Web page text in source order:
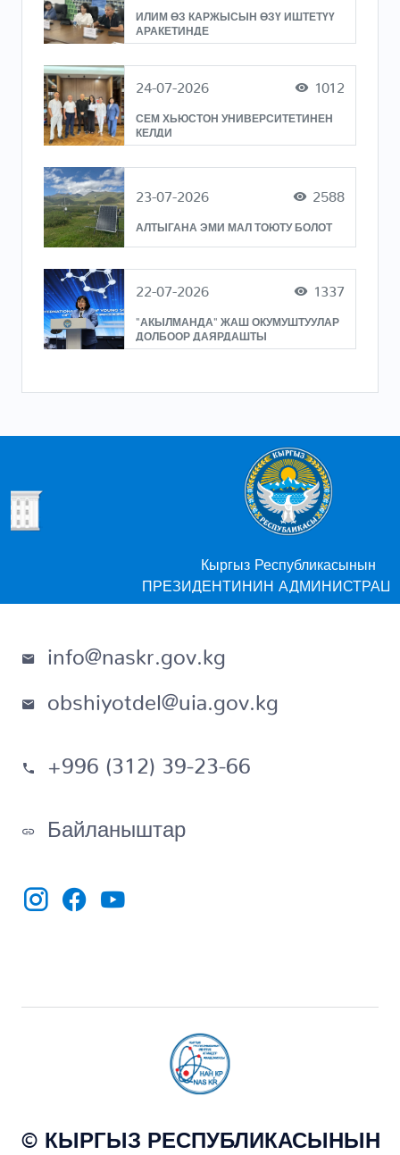
ИЛИМ ӨЗ КАРЖЫСЫН ӨЗҮ ИШТЕТҮҮ
АРАКЕТИНДЕ
24-07-2026 1012
СЕМ ХЬЮСТОН УНИВЕРСИТЕТИНЕН
КЕЛДИ
23-07-2026 2588
АЛТЫГАНА ЭМИ МАЛ ТОЮТУ БОЛОТ
22-07-2026 1337
"АКЫЛМАНДА" ЖАШ ОКУМУШТУУЛАР
ДОЛБООР ДАЯРДАШТЫ
Кыргыз Республикасынын
ПРЕЗИДЕНТИНИН АДМИНИСТРАЦИЯСЫ
info@naskr.gov.kg
obshiyotdel@uia.gov.kg
+996 (312) 39-23-66
Байланыштар
© КЫРГЫЗ РЕСПУБЛИКАСЫНЫН